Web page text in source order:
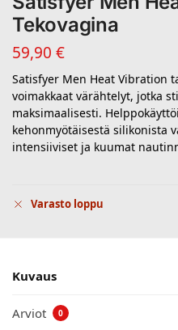
Tekovagina
59,90 €
Satisfyer Men Heat Vibration
voimakkaat värähtelyt, jotka
maksimaalisesti.
kehonmyötäisestä silikonista
intensiiviset ja kuumat
Varasto loppu
Kuvaus
Arviot 0